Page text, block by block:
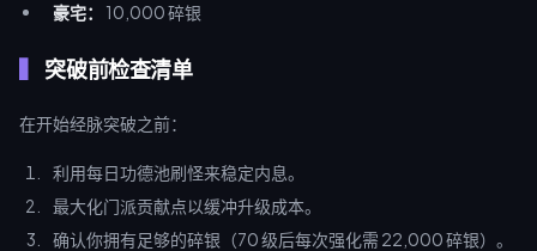
豪宅：
10,000 碎银
突破前检查清单
在开始经脉突破之前：
利用每日功德池刷怪来稳定内息。
最大化门派贡献点以缓冲升级成本。
确认你拥有足够的碎银（70 级后每次强化需 22,000 碎银）。